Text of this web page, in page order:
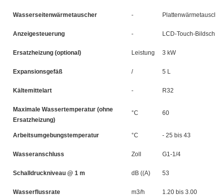
Wasserseitenwärmetauscher - Plattenwärmetauscher
Anzeigesteuerung - LCD-Touch-Bildschirm
Ersatzheizung (optional) Leistung 3 kW
Expansionsgefäß / 5 L
Kältemittelart - R32
Maximale Wassertemperatur (ohne
Ersatzheizung)
°C 60
Arbeitsumgebungstemperatur °C - 25 bis 43
Wasseranschluss Zoll G1-1/4
Schalldruckniveau @ 1 m dB ((A) 53
Wasserflussrate m3/h 1.20 bis 3.00